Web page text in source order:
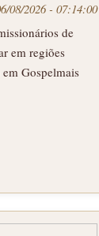
08/2026 - 07:14:00
de
em regiões
Gospelmais